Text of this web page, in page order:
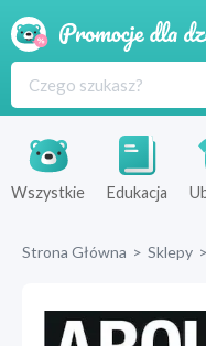
Wszystkie Edukacja
Strona Główna > Sklepy >